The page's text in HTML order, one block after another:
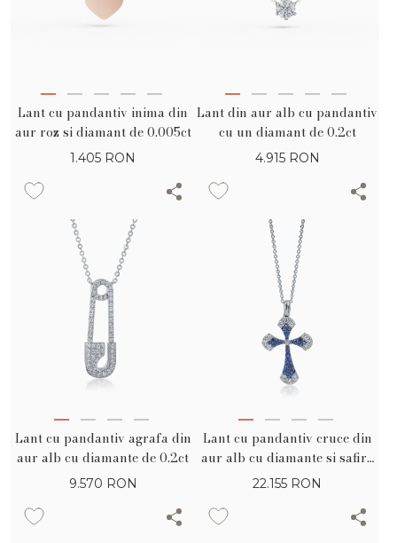
Lant cu pandantiv inima din
aur roz si diamant de 0.005ct
1.405 RON
Lant din aur alb cu pandantiv
cu un diamant de 0.2ct
4.915 RON
Lant cu pandantiv agrafa din
aur alb cu diamante de 0.2ct
9.570 RON
Lant cu pandantiv cruce din
aur alb cu diamante si safire
de 0.94ct
22.155 RON